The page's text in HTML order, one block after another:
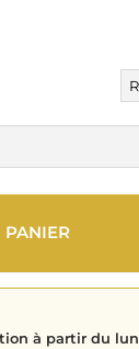
PANIER
à partir du